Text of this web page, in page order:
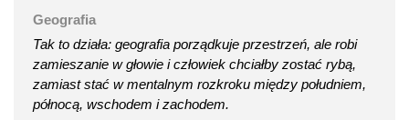
Geografia
Tak to działa: geografia porządkuje przestrzeń, ale robi
zamieszanie w głowie i człowiek chciałby zostać rybą,
zamiast stać w mentalnym rozkroku między południem,
północą, wschodem i zachodem.